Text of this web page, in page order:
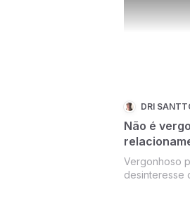
DRI
Não é
Vergonhoso
desinteresse